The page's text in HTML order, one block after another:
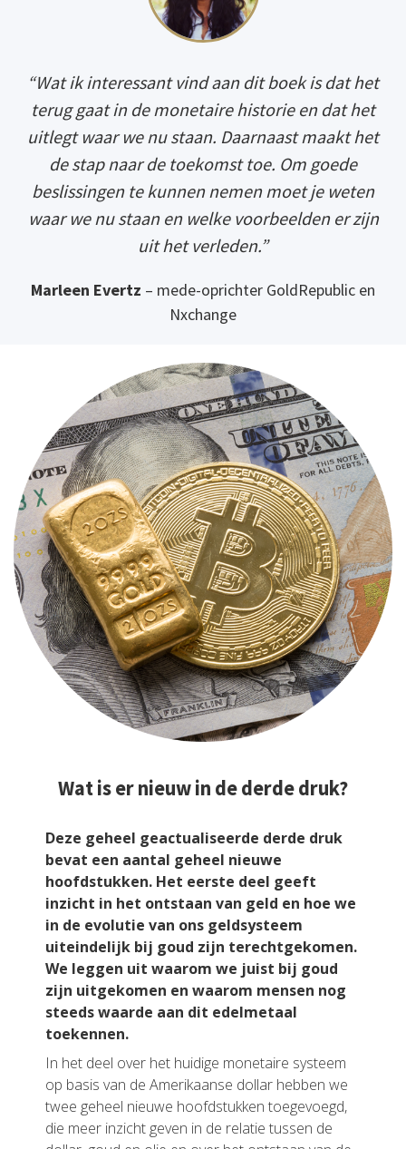
“Wat ik interessant vind aan dit boek is dat het
terug gaat in de monetaire historie en dat het
uitlegt waar we nu staan. Daarnaast maakt het
de stap naar de toekomst toe. Om goede
beslissingen te kunnen nemen moet je weten
waar we nu staan en welke voorbeelden er zijn
uit het verleden.”
Marleen Evertz – mede-oprichter GoldRepublic en
Nxchange
Wat is er nieuw in de derde druk?
Deze geheel geactualiseerde derde druk
bevat een aantal geheel nieuwe
hoofdstukken. Het eerste deel geeft
inzicht in het ontstaan van geld en hoe we
in de evolutie van ons geldsysteem
uiteindelijk bij goud zijn terechtgekomen.
We leggen uit waarom we juist bij goud
zijn uitgekomen en waarom mensen nog
steeds waarde aan dit edelmetaal
toekennen.
In het deel over het huidige monetaire systeem
op basis van de Amerikaanse dollar hebben we
twee geheel nieuwe hoofdstukken toegevoegd,
die meer inzicht geven in de relatie tussen de